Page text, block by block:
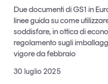
Leggi il magazine
Tendenze è il magazine di
Due documenti di GS1 in
linee guida su come
soddisfare, in ottica di
regolamento sugli
vigore da febbraio
30 luglio 2025